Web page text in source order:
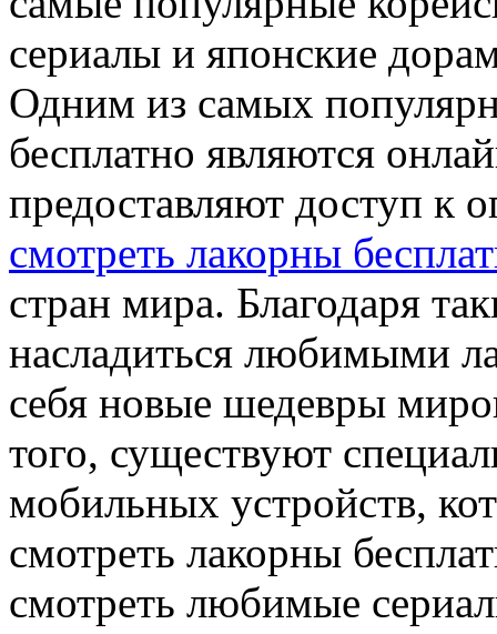
сериалы и японские
Одним из самых
бесплатно являются
предоставляют доступ к
смотреть лакорны
стран мира. Благодаря
насладиться любимыми
себя новые шедевры
того, существуют
мобильных устройств,
смотреть лакорны
смотреть любимые